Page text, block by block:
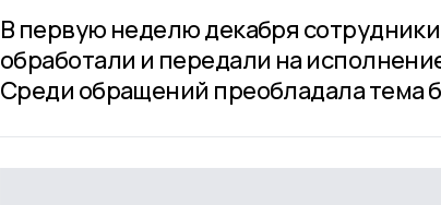
В первую неделю декабря
обработали и передали на
Среди обращений преобладала тема